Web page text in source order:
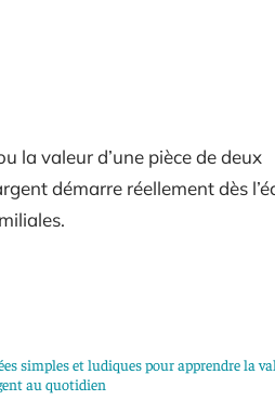
la valeur d’une pièce de deux
démarre réellement dès
simples et ludiques pour apprendre la
au quotidien